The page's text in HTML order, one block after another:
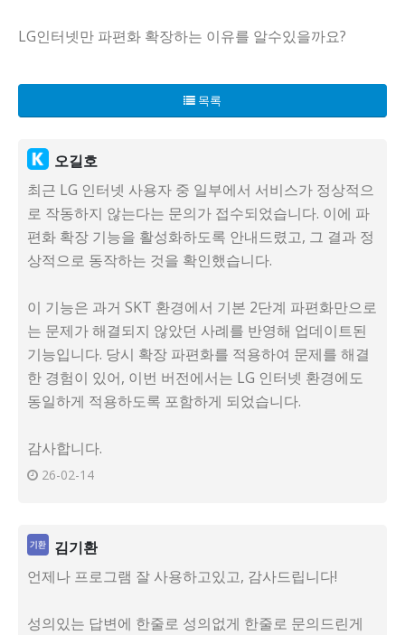
LG인터넷만 파편화 확장하는 이유를 알수있을까요?
목록
오길호
최근 LG 인터넷 사용자 중 일부에서 서비스가 정상적으
로 작동하지 않는다는 문의가 접수되었습니다. 이에 파
편화 확장 기능을 활성화하도록 안내드렸고, 그 결과 정
상적으로 동작하는 것을 확인했습니다.
이 기능은 과거 SKT 환경에서 기본 2단계 파편화만으로
는 문제가 해결되지 않았던 사례를 반영해 업데이트된
기능입니다. 당시 확장 파편화를 적용하여 문제를 해결
한 경험이 있어, 이번 버전에서는 LG 인터넷 환경에도
동일하게 적용하도록 포함하게 되었습니다.
감사합니다.
26-02-14
김기환
언제나 프로그램 잘 사용하고있고, 감사드립니다!
성의있는 답변에 한줄로 성의없게 한줄로 문의드린게